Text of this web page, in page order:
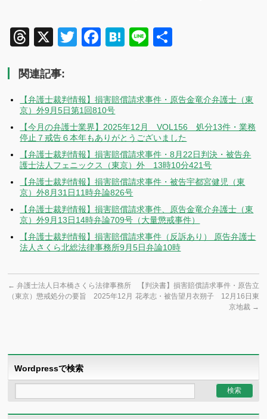
Threads
X TwitterFacebook
Hatena
Line
関連記事:
【弁護士裁判情報】損害賠償請求事件・原告金竜介弁護士（東
京）外9月5日第1回810号
【今月の弁護士業界】2025年12月 VOL156 処分13件・業務
停止７戒告６本年もありがとうございました
【弁護士裁判情報】損害賠償請求事件・8月22日判決・被告弁
護士法人フェニックス（東京）外 13時10分421号
【弁護士裁判情報】損害賠償請求事件・被告宇都宮健児（東
京）外8月31日11時弁論826号
【弁護士裁判情報】損害賠償請求事件、原告金竜介弁護士（東
京）外9月13日14時弁論709号（大量懲戒事件）
【弁護士裁判情報】損害賠償請求事件（反訴あり） 原告弁護士
法人さくら北総法律事務所9月5日弁論10時
← 弁護士法人日本橋さくら法律事務所
（東京）懲戒処分の要旨 2025年12月
【判決書】損害賠償請求事件・原告立
花孝志・被告望月衣朔子 12月16日東
京地裁 →
Wordpressで検索